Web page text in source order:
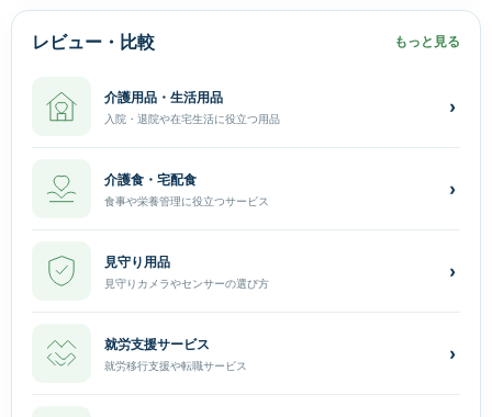
レビュー・比較 もっと見る
介護用品・生活用品
入院・退院や在宅生活に役立つ用品
›
介護食・宅配食
食事や栄養管理に役立つサービス
›
見守り用品
見守りカメラやセンサーの選び方
›
就労支援サービス
就労移行支援や転職サービス
›